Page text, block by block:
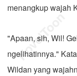
menangkup wajah
"Apaan, sih, Wil!
ngelihatinnya."
Wildan yang